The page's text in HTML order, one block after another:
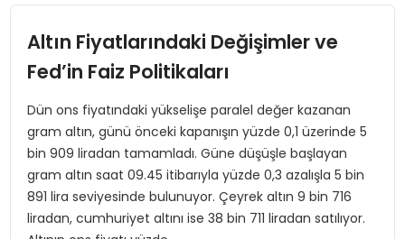
TANYER YAPI ZEMIN MÜHENDISLIĞINDE HEDEF
TOROSLAR’DA PAZAR GERGİNLİĞİ!
Altın Fiyatlarındaki Değişimler ve
Fed’in Faiz Politikaları
Dün ons fiyatındaki yükselişe paralel değer kazanan
gram altın, günü önceki kapanışın yüzde 0,1 üzerinde 5
bin 909 liradan tamamladı. Güne düşüşle başlayan
gram altın saat 09.45 itibarıyla yüzde 0,3 azalışla 5 bin
891 lira seviyesinde bulunuyor. Çeyrek altın 9 bin 716
liradan, cumhuriyet altını ise 38 bin 711 liradan satılıyor.